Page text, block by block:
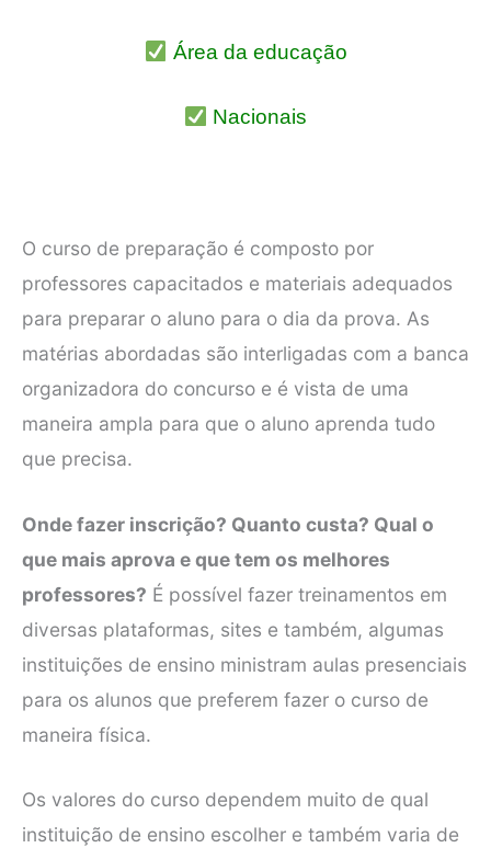
Área da educação
Nacionais
O curso de preparação é composto por
professores capacitados e materiais adequados
para preparar o aluno para o dia da prova. As
matérias abordadas são interligadas com a banca
organizadora do concurso e é vista de uma
maneira ampla para que o aluno aprenda tudo
que precisa.
Onde fazer inscrição? Quanto custa? Qual o
que mais aprova e que tem os melhores
professores? É possível fazer treinamentos em
diversas plataformas, sites e também, algumas
instituições de ensino ministram aulas presenciais
para os alunos que preferem fazer o curso de
maneira física.
Os valores do curso dependem muito de qual
instituição de ensino escolher e também varia de